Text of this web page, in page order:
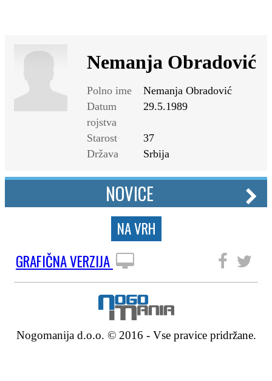
Nemanja Obradović
Polno ime
Nemanja Obradović
Datum
rojstva
29.5.1989
Starost
37
Država
Srbija
NOVICE
NA VRH
GRAFIČNA VERZIJA
Nogomanija d.o.o. © 2016 - Vse pravice pridržane.